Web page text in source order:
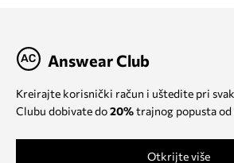
Answear Club
Kreirajte korisnički račun i uštedite pri
Clubu dobivate do20%trajnog popusta
Otkrijte više